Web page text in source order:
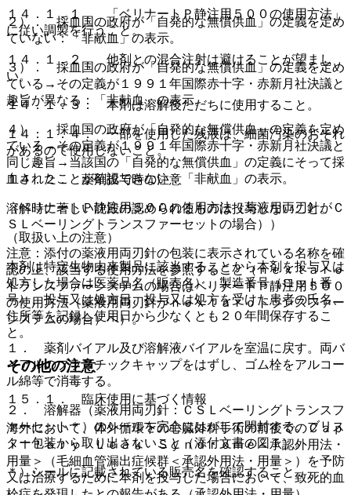
２）． 採血国の政府が「自発的な無償供血」の定義を定め
ていない：「非献血」の表示。
３）． 採血国の政府が「自発的な無償供血」の定義を定め
ている→その定義が１９９１年国際赤十字・赤新月社決議と
趣旨が異なる：「非献血」の表示。
４）． 採血国の政府が「自発的な無償供血」の定義を定め
ている→その定義が１９９１年国際赤十字・赤新月社決議と
同じ趣旨→当該国の「自発的な無償供血」の定義にそって採
血されたことが確認できない：「非献血」の表示。
（ベリナートＰ静注用５００の使用方法（薬液用両刃針がＣ
ＳＬベーリングトランスファーセットの場合））
注意：添付の薬液用両刃針の包装に表示されている名称を確
認の上、該当する使用方法を参照すること（ｎｅｘｔａｒｏ
トランスファーシステムの場合はベリナートＰ静注用５００
の使用方法（薬液用両刃針がｎｅｘｔａｒｏトランスファー
システムの場合）へ）。
１． 薬剤バイアル及び溶解液バイアルを室温に戻す。両バ
イアルのプラスチックキャップをはずし、ゴム栓をアルコー
ル綿等で消毒する。
２． 溶解器（薬液用両刃針：ＣＳＬベーリングトランスフ
ァーセット＊）のシールを完全にはがして開封する。ブリス
ター包装から取り出さないこと（添付文書の図１）。
＊）シールに記載されている販売名を確認すること。
１４．１．１． 「ベリナートＰ静注用５００の使用方法」
に従い調製を行うこと。
１４．１．２． 他剤との混合注射は避けることが望まし
い。
１４．１．３． 本剤は溶解後ただちに使用すること。
１４．１．４． 一部を使用した残液は、細菌汚染のおそれ
があるので使用しないこと。
１４．２． 薬剤投与時の注意
溶解時に著しい沈殿の認められるものは投与しないこと。
（取扱い上の注意）
本剤は特定生物由来製品に該当することから本剤を投与又は
処方した場合は医薬品名（販売名）、製造番号（ロット番
号）、投与又は処方日、投与又は処方を受けた患者の氏名、
住所等を記録し使用日から少なくとも２０年間保存するこ
と。
その他の注意
１５．１． 臨床使用に基づく情報
海外において、体外循環下の心臓外科手術の前後でのＣａｐ
ｉｌｌａｒｙ Ｌｅａｋ Ｓｙｎｄｒｏｍｅ＜承認外用法・
用量＞（毛細血管漏出症候群＜承認外用法・用量＞）を予防
又は治療するために本剤を投与した場合において、致死的血